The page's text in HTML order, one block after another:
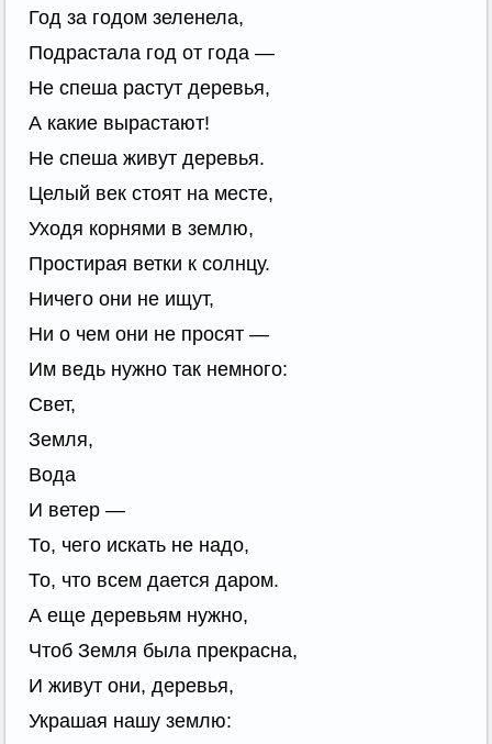
Год за годом зеленела,
Подрастала год от года —
Не спеша растут деревья,
А какие вырастают!
Не спеша живут деревья.
Целый век стоят на месте,
Уходя корнями в землю,
Простирая ветки к солнцу.
Ничего они не ищут,
Ни о чем они не просят —
Им ведь нужно так немного:
Свет,
Земля,
Вода
И ветер —
То, чего искать не надо,
То, что всем дается даром.
А еще деревьям нужно,
Чтоб Земля была прекрасна,
И живут они, деревья,
Украшая нашу землю: